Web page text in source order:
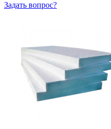
Задать вопрос?